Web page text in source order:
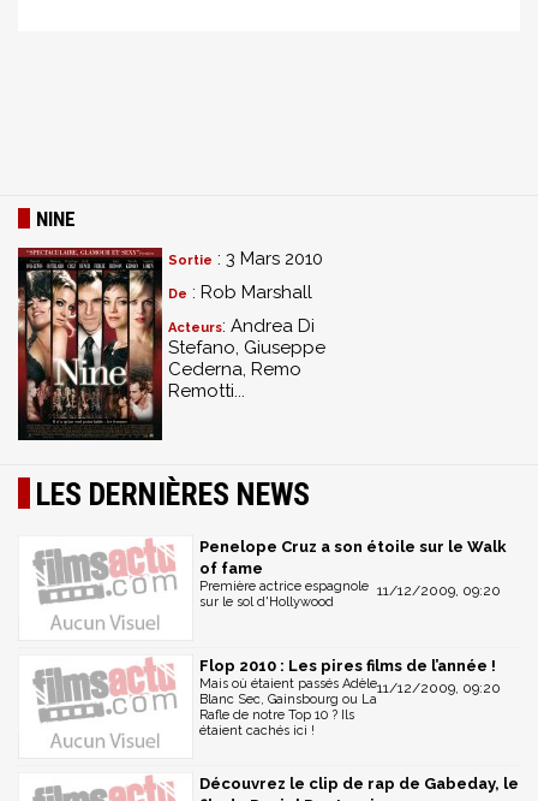
NINE
Sortie : 3 Mars 2010
De : Rob Marshall
Acteurs: Andrea Di
Stefano, Giuseppe
Cederna, Remo
Remotti...
LES DERNIÈRES NEWS
Penelope Cruz a son étoile sur le Walk
of fame
11/12/2009, 09:20
Première actrice espagnole
sur le sol d'Hollywood
Flop 2010 : Les pires films de l’année !
11/12/2009, 09:20
Mais où étaient passés Adèle
Blanc Sec, Gainsbourg ou La
Rafle de notre Top 10 ? Ils
étaient cachés ici !
Découvrez le clip de rap de Gabeday, le